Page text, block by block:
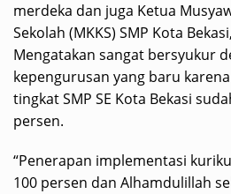
merdeka dan juga Ketua
Sekolah (MKKS) SMP Kota
Mengatakan sangat bersyukur
kepengurusan yang baru
tingkat SMP SE Kota Bekasi
persen.
“Penerapan implementasi
100 persen dan Alhamdulillah